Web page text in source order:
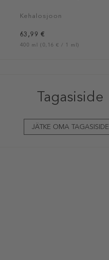
Kehalosjoon
63,99 €
400 ml (0,16 € / 1 ml)
Tagasiside
JÄTKE OMA TAGASISIDE